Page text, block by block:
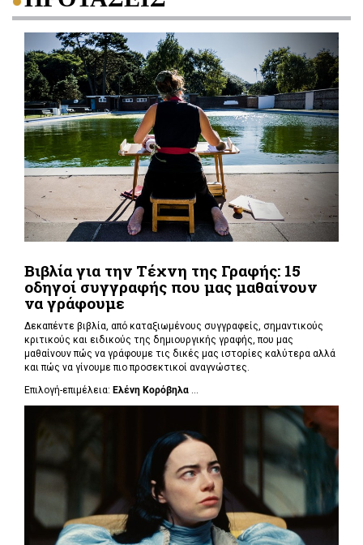
Βιβλία για την Τέχνη της Γραφής: 15
οδηγοί συγγραφής που μας μαθαίνουν
να γράφουμε
Δεκαπέντε βιβλία, από καταξιωμένους συγγραφείς, σημαντικούς
κριτικούς και ειδικούς της δημιουργικής γραφής, που μας
μαθαίνουν πώς να γράφουμε τις δικές μας ιστορίες καλύτερα αλλά
και πώς να γίνουμε πιο προσεκτικοί αναγνώστες.
Επιλογή-επιμέλεια: Ελένη Κορόβηλα ...